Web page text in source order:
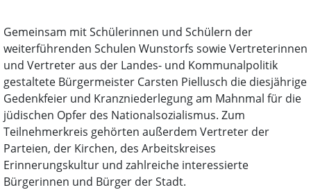
Gemeinsam mit Schülerinnen und Schülern der
weiterführenden Schulen Wunstorfs sowie Vertreterinnen
und Vertreter aus der Landes- und Kommunalpolitik
gestaltete Bürgermeister Carsten Piellusch die diesjährige
Gedenkfeier und Kranzniederlegung am Mahnmal für die
jüdischen Opfer des Nationalsozialismus. Zum
Teilnehmerkreis gehörten außerdem Vertreter der
Parteien, der Kirchen, des Arbeitskreises
Erinnerungskultur und zahlreiche interessierte
Bürgerinnen und Bürger der Stadt.